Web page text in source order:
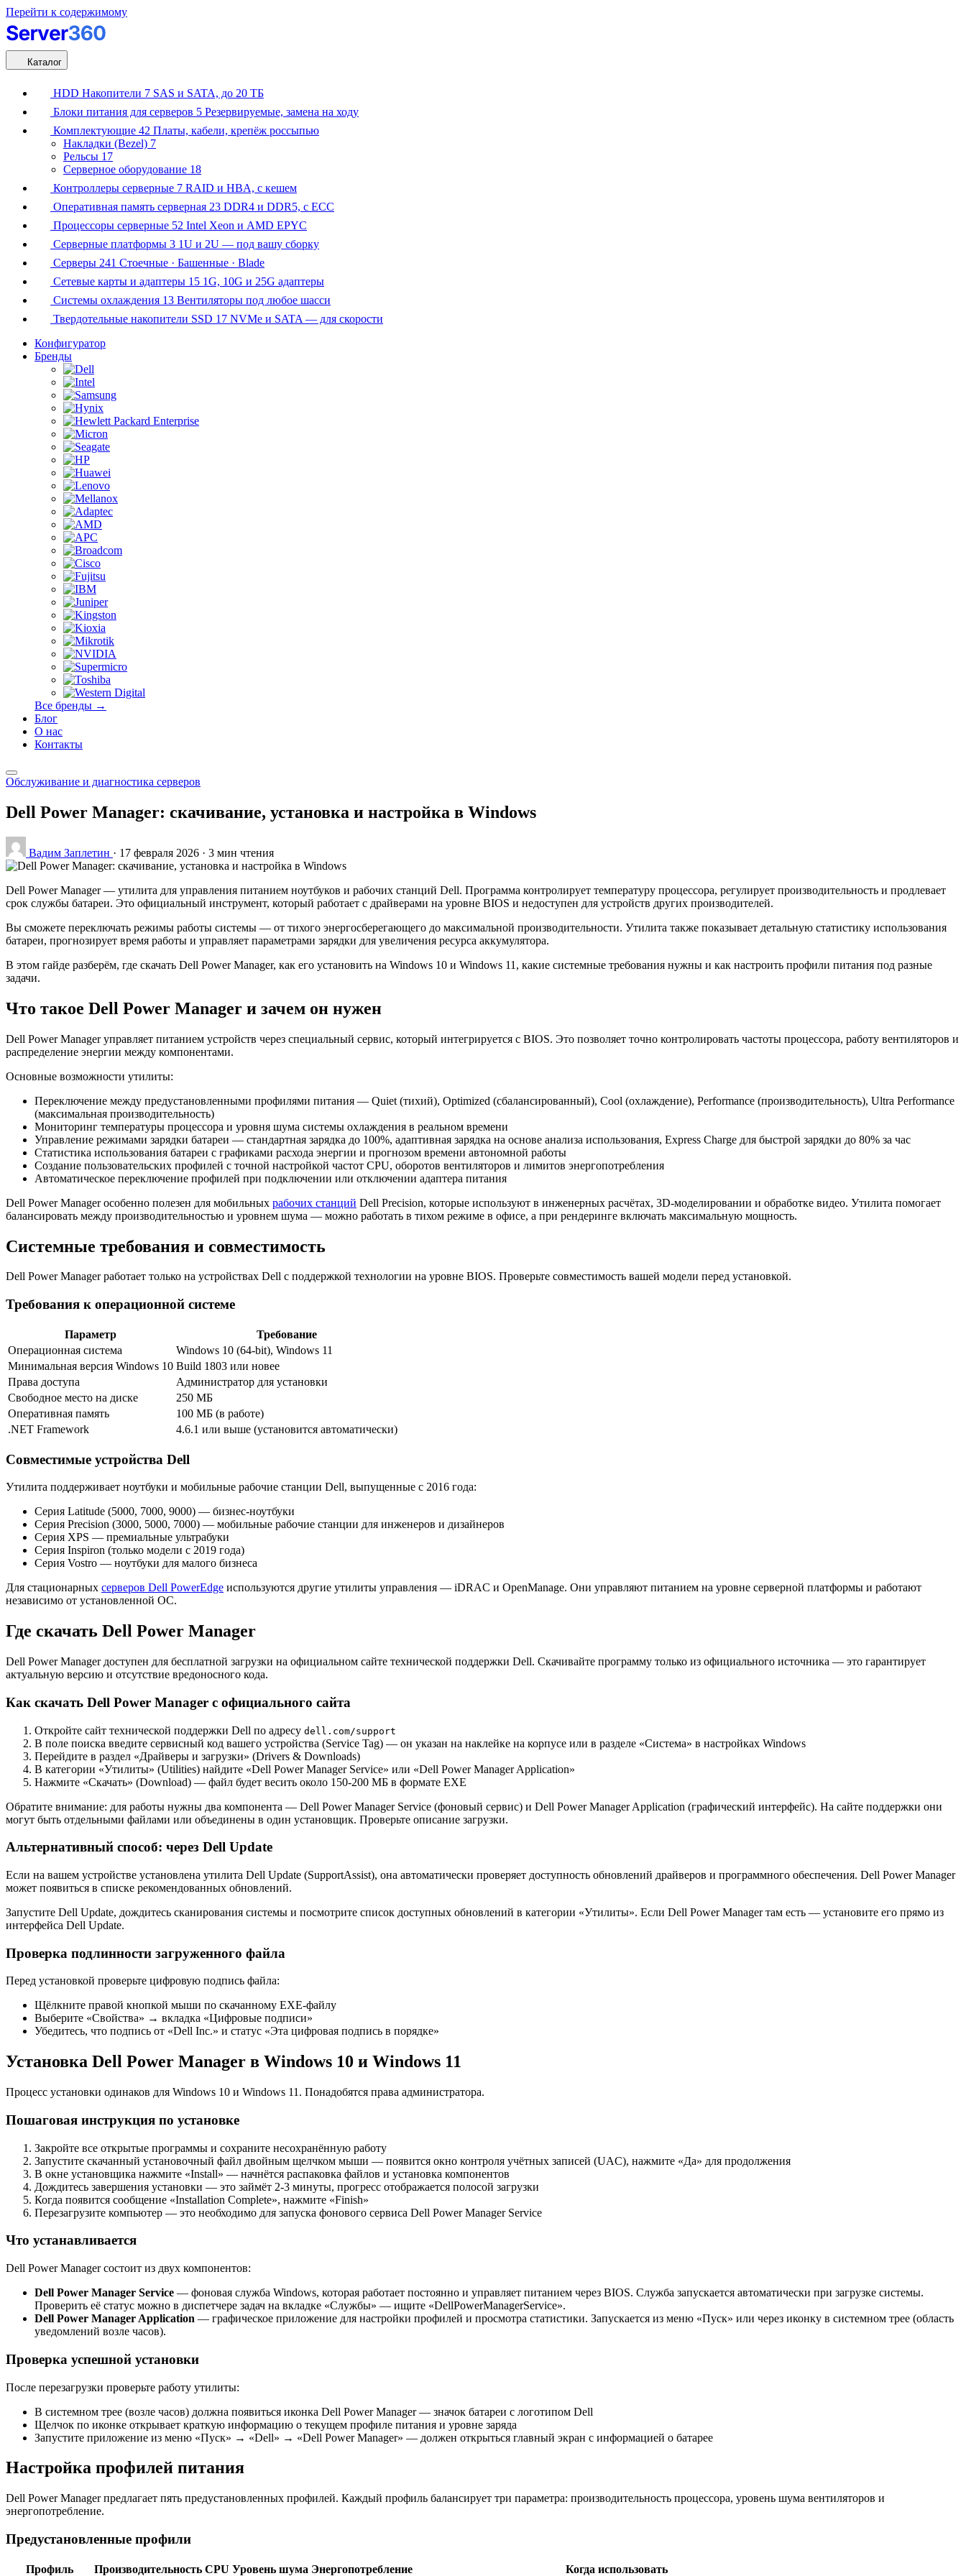
Перейти к содержимому
Каталог
HDD Накопители 7 SAS и SATA, до 20 ТБ
Блоки питания для серверов 5 Резервируемые, замена на ходу
Комплектующие 42 Платы, кабели, крепёж россыпью
Накладки (Bezel) 7
Рельсы 17
Серверное оборудование 18
Контроллеры серверные 7 RAID и HBA, с кешем
Оперативная память серверная 23 DDR4 и DDR5, с ECC
Процессоры серверные 52 Intel Xeon и AMD EPYC
Серверные платформы 3 1U и 2U — под вашу сборку
Серверы 241 Стоечные · Башенные · Blade
Сетевые карты и адаптеры 15 1G, 10G и 25G адаптеры
Системы охлаждения 13 Вентиляторы под любое шасси
Твердотельные накопители SSD 17 NVMe и SATA — для скорости
Конфигуратор
Бренды
Все бренды →
Блог
О нас
Контакты
Обслуживание и диагностика серверов
Dell Power Manager: скачивание, установка и настройка в Windows
Вадим Заплетин · 17 февраля 2026 · 3 мин чтения
Dell Power Manager — утилита для управления питанием ноутбуков и рабочих станций Dell. Программа контролирует температуру процессора, регулирует производительность и продлевает
срок службы батареи. Это официальный инструмент, который работает с драйверами на уровне BIOS и недоступен для устройств других производителей.
Вы сможете переключать режимы работы системы — от тихого энергосберегающего до максимальной производительности. Утилита также показывает детальную статистику использования
батареи, прогнозирует время работы и управляет параметрами зарядки для увеличения ресурса аккумулятора.
В этом гайде разберём, где скачать Dell Power Manager, как его установить на Windows 10 и Windows 11, какие системные требования нужны и как настроить профили питания под разные
задачи.
Что такое Dell Power Manager и зачем он нужен
Dell Power Manager управляет питанием устройств через специальный сервис, который интегрируется с BIOS. Это позволяет точно контролировать частоты процессора, работу вентиляторов и
распределение энергии между компонентами.
Основные возможности утилиты:
Переключение между предустановленными профилями питания — Quiet (тихий), Optimized (сбалансированный), Cool (охлаждение), Performance (производительность), Ultra Performance
(максимальная производительность)
Мониторинг температуры процессора и уровня шума системы охлаждения в реальном времени
Управление режимами зарядки батареи — стандартная зарядка до 100%, адаптивная зарядка на основе анализа использования, Express Charge для быстрой зарядки до 80% за час
Статистика использования батареи с графиками расхода энергии и прогнозом времени автономной работы
Создание пользовательских профилей с точной настройкой частот CPU, оборотов вентиляторов и лимитов энергопотребления
Автоматическое переключение профилей при подключении или отключении адаптера питания
Dell Power Manager особенно полезен для мобильных рабочих станций Dell Precision, которые используют в инженерных расчётах, 3D-моделировании и обработке видео. Утилита помогает
балансировать между производительностью и уровнем шума — можно работать в тихом режиме в офисе, а при рендеринге включать максимальную мощность.
Системные требования и совместимость
Dell Power Manager работает только на устройствах Dell с поддержкой технологии на уровне BIOS. Проверьте совместимость вашей модели перед установкой.
Требования к операционной системе
Параметр
Требование
Операционная система
Windows 10 (64-bit), Windows 11
Минимальная версия Windows 10 Build 1803 или новее
Права доступа
Администратор для установки
Свободное место на диске
250 МБ
Оперативная память
100 МБ (в работе)
.NET Framework
4.6.1 или выше (установится автоматически)
Совместимые устройства Dell
Утилита поддерживает ноутбуки и мобильные рабочие станции Dell, выпущенные с 2016 года:
Серия Latitude (5000, 7000, 9000) — бизнес-ноутбуки
Серия Precision (3000, 5000, 7000) — мобильные рабочие станции для инженеров и дизайнеров
Серия XPS — премиальные ультрабуки
Серия Inspiron (только модели с 2019 года)
Серия Vostro — ноутбуки для малого бизнеса
Для стационарных серверов Dell PowerEdge используются другие утилиты управления — iDRAC и OpenManage. Они управляют питанием на уровне серверной платформы и работают
независимо от установленной ОС.
Где скачать Dell Power Manager
Dell Power Manager доступен для бесплатной загрузки на официальном сайте технической поддержки Dell. Скачивайте программу только из официального источника — это гарантирует
актуальную версию и отсутствие вредоносного кода.
Как скачать Dell Power Manager с официального сайта
Откройте сайт технической поддержки Dell по адресу dell.com/support
В поле поиска введите сервисный код вашего устройства (Service Tag) — он указан на наклейке на корпусе или в разделе «Система» в настройках Windows
Перейдите в раздел «Драйверы и загрузки» (Drivers & Downloads)
В категории «Утилиты» (Utilities) найдите «Dell Power Manager Service» или «Dell Power Manager Application»
Нажмите «Скачать» (Download) — файл будет весить около 150-200 МБ в формате EXE
Обратите внимание: для работы нужны два компонента — Dell Power Manager Service (фоновый сервис) и Dell Power Manager Application (графический интерфейс). На сайте поддержки они
могут быть отдельными файлами или объединены в один установщик. Проверьте описание загрузки.
Альтернативный способ: через Dell Update
Если на вашем устройстве установлена утилита Dell Update (SupportAssist), она автоматически проверяет доступность обновлений драйверов и программного обеспечения. Dell Power Manager
может появиться в списке рекомендованных обновлений.
Запустите Dell Update, дождитесь сканирования системы и посмотрите список доступных обновлений в категории «Утилиты». Если Dell Power Manager там есть — установите его прямо из
интерфейса Dell Update.
Проверка подлинности загруженного файла
Перед установкой проверьте цифровую подпись файла:
Щёлкните правой кнопкой мыши по скачанному EXE-файлу
Выберите «Свойства» → вкладка «Цифровые подписи»
Убедитесь, что подпись от «Dell Inc.» и статус «Эта цифровая подпись в порядке»
Установка Dell Power Manager в Windows 10 и Windows 11
Процесс установки одинаков для Windows 10 и Windows 11. Понадобятся права администратора.
Пошаговая инструкция по установке
Закройте все открытые программы и сохраните несохранённую работу
Запустите скачанный установочный файл двойным щелчком мыши — появится окно контроля учётных записей (UAC), нажмите «Да» для продолжения
В окне установщика нажмите «Install» — начнётся распаковка файлов и установка компонентов
Дождитесь завершения установки — это займёт 2-3 минуты, прогресс отображается полосой загрузки
Когда появится сообщение «Installation Complete», нажмите «Finish»
Перезагрузите компьютер — это необходимо для запуска фонового сервиса Dell Power Manager Service
Что устанавливается
Dell Power Manager состоит из двух компонентов:
Dell Power Manager Service — фоновая служба Windows, которая работает постоянно и управляет питанием через BIOS. Служба запускается автоматически при загрузке системы.
Проверить её статус можно в диспетчере задач на вкладке «Службы» — ищите «DellPowerManagerService».
Dell Power Manager Application — графическое приложение для настройки профилей и просмотра статистики. Запускается из меню «Пуск» или через иконку в системном трее (область
уведомлений возле часов).
Проверка успешной установки
После перезагрузки проверьте работу утилиты:
В системном трее (возле часов) должна появиться иконка Dell Power Manager — значок батареи с логотипом Dell
Щелчок по иконке открывает краткую информацию о текущем профиле питания и уровне заряда
Запустите приложение из меню «Пуск» → «Dell» → «Dell Power Manager» — должен открыться главный экран с информацией о батарее
Настройка профилей питания
Dell Power Manager предлагает пять предустановленных профилей. Каждый профиль балансирует три параметра: производительность процессора, уровень шума вентиляторов и
энергопотребление.
Предустановленные профили
Профиль Производительность CPU Уровень шума Энергопотребление Когда использовать